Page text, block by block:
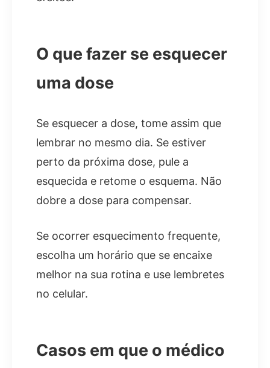
O que fazer se esquecer
uma dose
Se esquecer a dose, tome assim que
lembrar no mesmo dia. Se estiver
perto da próxima dose, pule a
esquecida e retome o esquema. Não
dobre a dose para compensar.
Se ocorrer esquecimento frequente,
escolha um horário que se encaixe
melhor na sua rotina e use lembretes
no celular.
Casos em que o médico